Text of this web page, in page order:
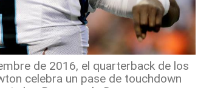
de 2016, el quarterback de los
celebra un pase de touchdown